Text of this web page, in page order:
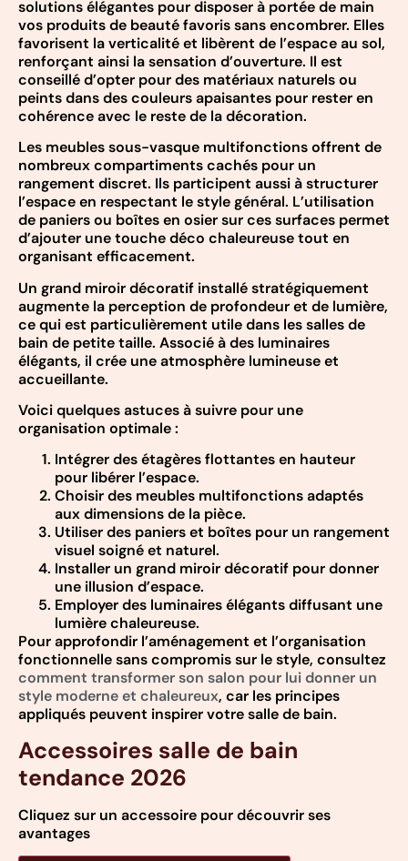
solutions élégantes pour disposer à portée de main
vos produits de beauté favoris sans encombrer. Elles
favorisent la verticalité et libèrent de l’espace au sol,
renforçant ainsi la sensation d’ouverture. Il est
conseillé d’opter pour des matériaux naturels ou
peints dans des couleurs apaisantes pour rester en
cohérence avec le reste de la décoration.
Les meubles sous-vasque multifonctions offrent de
nombreux compartiments cachés pour un
rangement discret. Ils participent aussi à structurer
l’espace en respectant le style général. L’utilisation
de paniers ou boîtes en osier sur ces surfaces permet
d’ajouter une touche déco chaleureuse tout en
organisant efficacement.
Un grand miroir décoratif installé stratégiquement
augmente la perception de profondeur et de lumière,
ce qui est particulièrement utile dans les salles de
bain de petite taille. Associé à des luminaires
élégants, il crée une atmosphère lumineuse et
accueillante.
Voici quelques astuces à suivre pour une
organisation optimale :
Intégrer des étagères flottantes en hauteur
pour libérer l’espace.
Choisir des meubles multifonctions adaptés
aux dimensions de la pièce.
Utiliser des paniers et boîtes pour un rangement
visuel soigné et naturel.
Installer un grand miroir décoratif pour donner
une illusion d’espace.
Employer des luminaires élégants diffusant une
lumière chaleureuse.
Pour approfondir l’aménagement et l’organisation
fonctionnelle sans compromis sur le style, consultez
comment transformer son salon pour lui donner un
style moderne et chaleureux, car les principes
appliqués peuvent inspirer votre salle de bain.
Accessoires salle de bain
tendance 2026
Cliquez sur un accessoire pour découvrir ses
avantages